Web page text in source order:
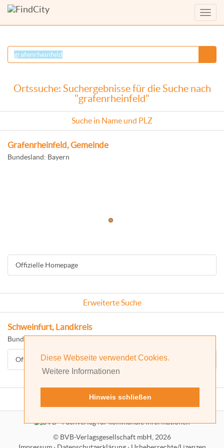
Diese Webseite verwendet Cookies.
Weitere Informationen
Hinweis schließen
Menü
Ortssuche: Suchergebnisse für die Suche nach
"grafenrheinfeld"
Suche in Name und PLZ
Grafenrheinfeld, Gemeinde
Bundesland: Bayern
Offizielle Homepage
Erweiterte Suche
Schweinfurt, Landkreis
Bundesland: Bayern
Offizielle Homepage
© BVB-Verlagsgesellschaft mbH, 2026